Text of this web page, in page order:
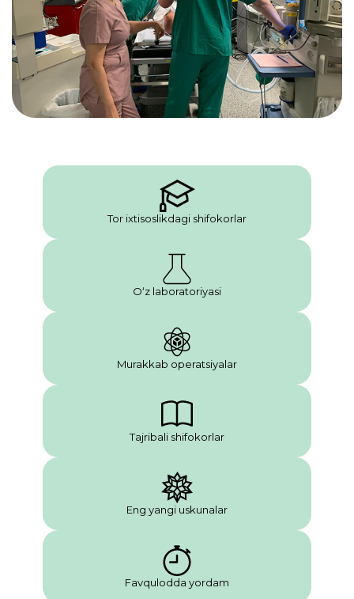
Tor ixtisoslikdagi shifokorlar
O‘z laboratoriyasi
Murakkab operatsiyalar
Tajribali shifokorlar
Eng yangi uskunalar
Favqulodda yordam